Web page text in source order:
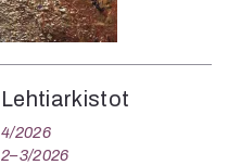
Lehtiarkistot
4/2026
2–3/2026